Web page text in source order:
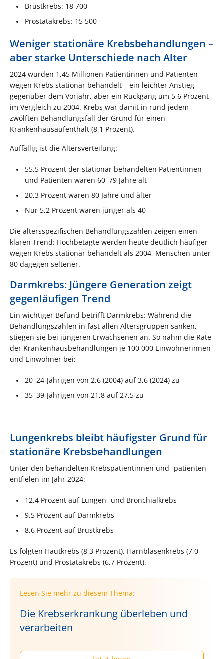
Brustkrebs: 18 700
Prostatakrebs: 15 500
Weniger stationäre Krebsbehandlungen –
aber starke Unterschiede nach Alter
2024 wurden 1,45 Millionen Patientinnen und Patienten
wegen Krebs stationär behandelt – ein leichter Anstieg
gegenüber dem Vorjahr, aber ein Rückgang um 5,6 Prozent
im Vergleich zu 2004. Krebs war damit in rund jedem
zwölften Behandlungsfall der Grund für einen
Krankenhausaufenthalt (8,1 Prozent).
Auffällig ist die Altersverteilung:
55,5 Prozent der stationär behandelten Patientinnen
und Patienten waren 60–79 Jahre alt
20,3 Prozent waren 80 Jahre und älter
Nur 5,2 Prozent waren jünger als 40
Die altersspezifischen Behandlungszahlen zeigen einen
klaren Trend: Hochbetagte werden heute deutlich häufiger
wegen Krebs stationär behandelt als 2004, Menschen unter
80 dagegen seltener.
Darmkrebs: Jüngere Generation zeigt
gegenläufigen Trend
Ein wichtiger Befund betrifft Darmkrebs: Während die
Behandlungszahlen in fast allen Altersgruppen sanken,
stiegen sie bei jüngeren Erwachsenen an. So nahm die Rate
der Krankenhausbehandlungen je 100 000 Einwohnerinnen
und Einwohner bei:
20–24‑Jährigen von 2,6 (2004) auf 3,6 (2024) zu
35–39‑Jährigen von 21,8 auf 27,5 zu
Lungenkrebs bleibt häufigster Grund für
stationäre Krebsbehandlungen
Unter den behandelten Krebspatientinnen und -patienten
entfielen im Jahr 2024:
12,4 Prozent auf Lungen- und Bronchialkrebs
9,5 Prozent auf Darmkrebs
8,6 Prozent auf Brustkrebs
Es folgten Hautkrebs (8,3 Prozent), Harnblasenkrebs (7,0
Prozent) und Prostatakrebs (6,7 Prozent).
Lesen Sie mehr zu diesem Thema:
Die Krebserkrankung überleben und
verarbeiten